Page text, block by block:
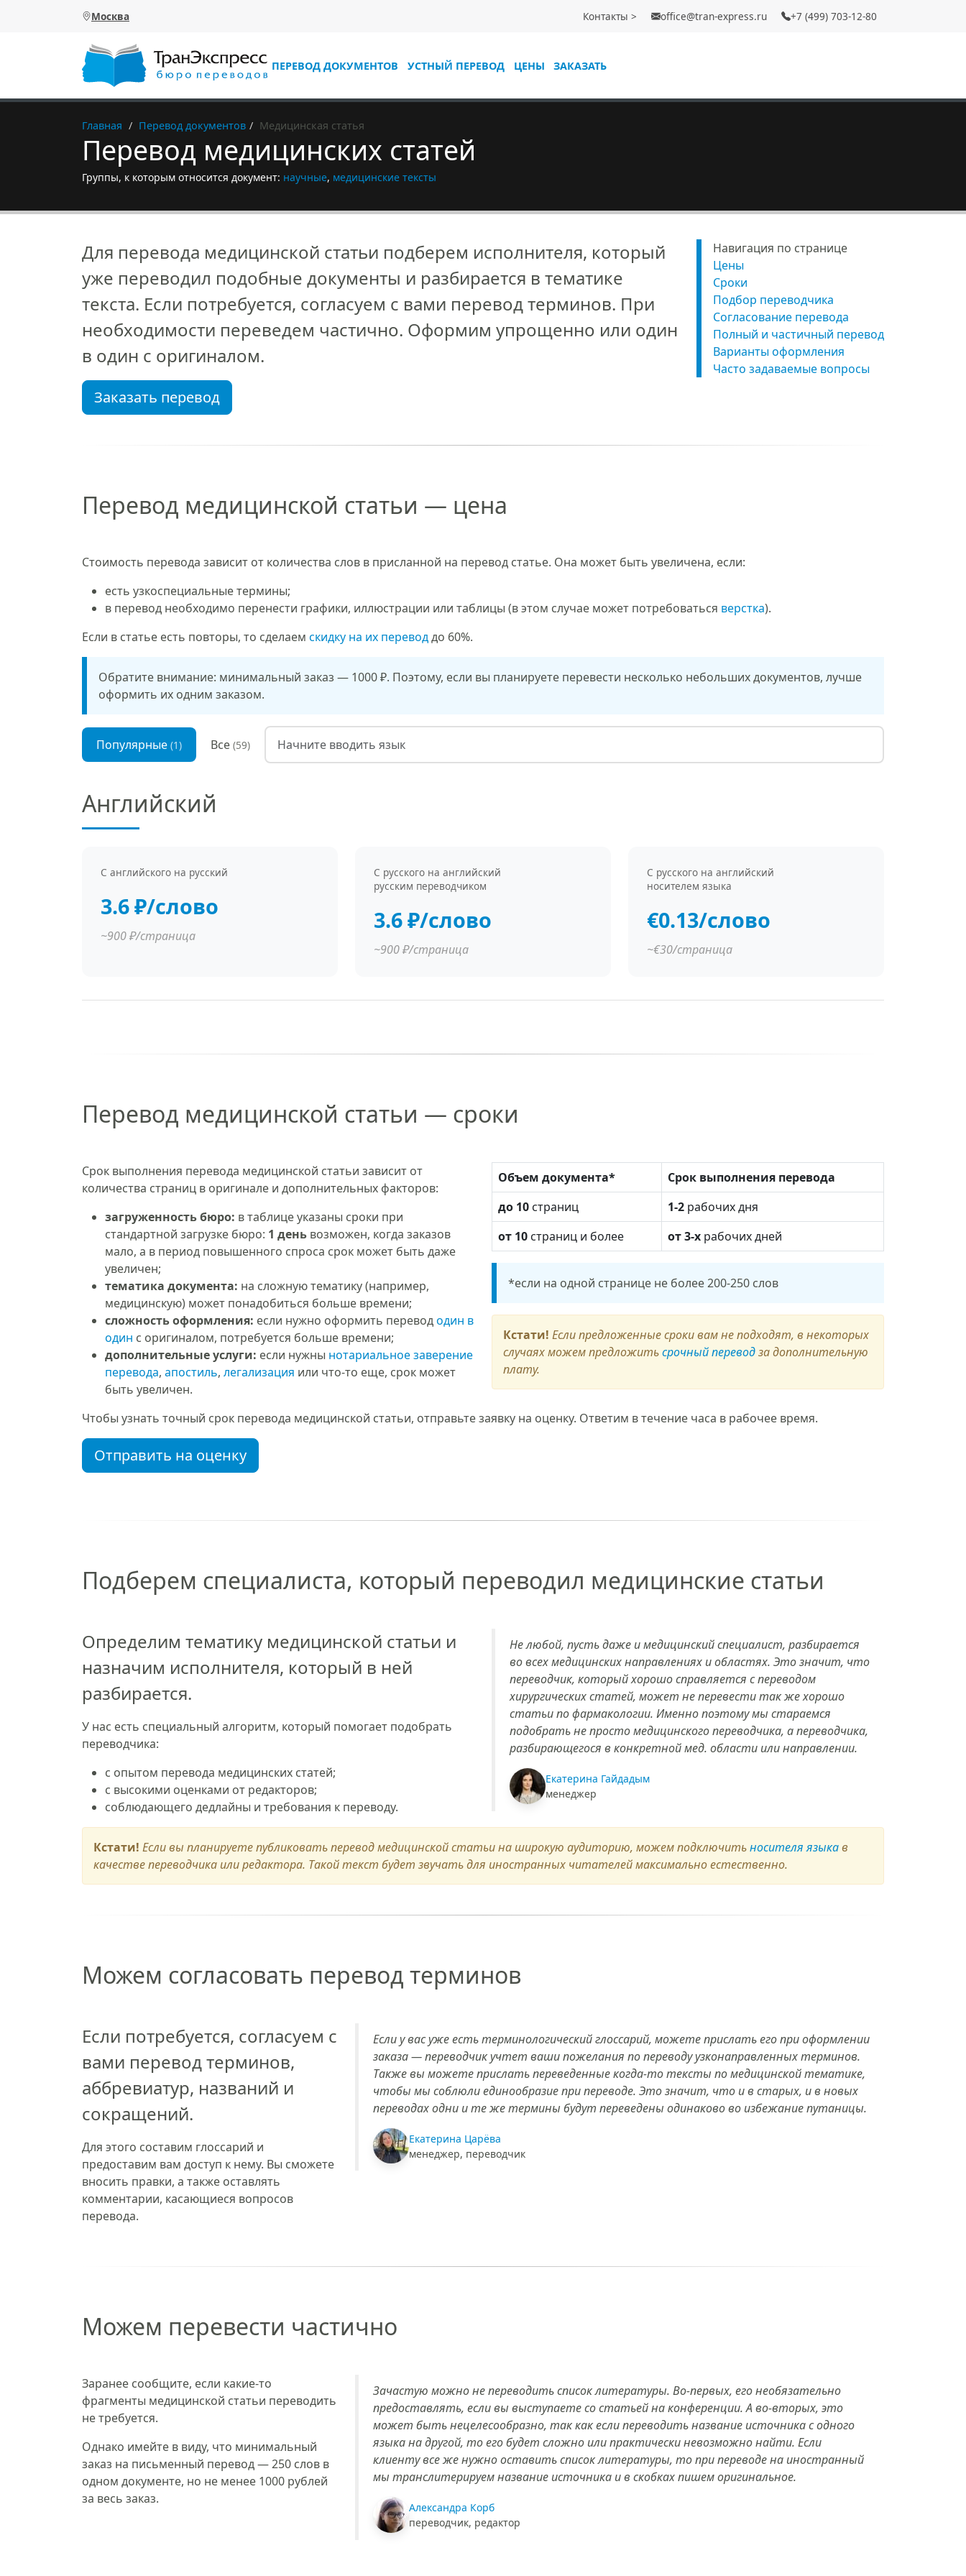
Перейти к основному содержанию
Москва Контакты office@tran-express.ru +7 (499) 703-12-80
ПЕРЕВОД ДОКУМЕНТОВ УСТНЫЙ ПЕРЕВОД ЦЕНЫ ЗАКАЗАТЬ
Главная Перевод документов Медицинская статья
Перевод медицинских статей
Группы, к которым относится документ: научные, медицинские тексты
Для перевода медицинской статьи подберем исполнителя, который
уже переводил подобные документы и разбирается в тематике
текста. Если потребуется, согласуем с вами перевод терминов. При
необходимости переведем частично. Оформим упрощенно или один
в один с оригиналом.
Заказать перевод
Навигация по странице
Цены
Сроки
Подбор переводчика
Согласование перевода
Полный и частичный перевод
Варианты оформления
Часто задаваемые вопросы
Перевод медицинской статьи — цена
Стоимость перевода зависит от количества слов в присланной на перевод статье. Она может быть увеличена, если:
есть узкоспециальные термины;
в перевод необходимо перенести графики, иллюстрации или таблицы (в этом случае может потребоваться верстка).
Если в статье есть повторы, то сделаем скидку на их переводдо 60%.
Обратите внимание: минимальный заказ — 1000 ₽. Поэтому, если вы планируете перевести несколько небольших документов, лучше
оформить их одним заказом.
Популярные (1) Все (59)
Английский
С английского на русский
3.6 ₽/слово
~900 ₽/страница
С русского на английский
русским переводчиком
3.6 ₽/слово
~900 ₽/страница
С русского на английский
носителем языка
€0.13/слово
~€30/страница
Перевод медицинской статьи — сроки
Срок выполнения перевода медицинской статьи зависит от
количества страниц в оригинале и дополнительных факторов:
загруженность бюро: в таблице указаны сроки при
стандартной загрузке бюро: 1 день возможен, когда заказов
мало, а в период повышенного спроса срок может быть даже
увеличен;
тематика документа: на сложную тематику (например,
медицинскую) может понадобиться больше времени;
сложность оформления: если нужно оформить перевододин в
один с оригиналом, потребуется больше времени;
дополнительные услуги: если нужны нотариальное заверение
перевода, апостиль, легализация или что-то еще, срок может
быть увеличен.
Объем документа*
Срок выполнения перевода
до 10 страниц 1-2 рабочих дня
от 10 страниц и более от 3-х рабочих дней
*если на одной странице не более 200-250 слов
Кстати! Если предложенные сроки вам не подходят, в некоторых
случаях можем предложитьсрочный переводза дополнительную
плату.
Чтобы узнать точный срок перевода медицинской статьи, отправьте заявку на оценку. Ответим в течение часа в рабочее время.
Отправить на оценку
Подберем специалиста, который переводил медицинские статьи
Определим тематику медицинской статьи и
назначим исполнителя, который в ней
разбирается.
У нас есть специальный алгоритм, который помогает подобрать
переводчика:
с опытом перевода медицинских статей;
с высокими оценками от редакторов;
соблюдающего дедлайны и требования к переводу.
Не любой, пусть даже и медицинский специалист, разбирается
во всех медицинских направлениях и областях. Это значит, что
переводчик, который хорошо справляется с переводом
хирургических статей, может не перевести так же хорошо
статьи по фармакологии. Именно поэтому мы стараемся
подобрать не просто медицинского переводчика, а переводчика,
разбирающегося в конкретной мед. области или направлении.
Екатерина Гайдадым
менеджер
Кстати! Если вы планируете публиковать перевод медицинской статьи на широкую аудиторию, можем подключитьносителя языкав
качестве переводчика или редактора. Такой текст будет звучать для иностранных читателей максимально естественно.
Можем согласовать перевод терминов
Если потребуется, согласуем с
вами перевод терминов,
аббревиатур, названий и
сокращений.
Для этого составим глоссарий и
предоставим вам доступ к нему. Вы сможете
вносить правки, а также оставлять
комментарии, касающиеся вопросов
перевода.
Если у вас уже есть терминологический глоссарий, можете прислать его при оформлении
заказа — переводчик учтет ваши пожелания по переводу узконаправленных терминов.
Также вы можете прислать переведенные когда-то тексты по медицинской тематике,
чтобы мы соблюли единообразие при переводе. Это значит, что и в старых, и в новых
переводах одни и те же термины будут переведены одинаково во избежание путаницы.
Екатерина Царёва
менеджер, переводчик
Можем перевести частично
Заранее сообщите, если какие-то
фрагменты медицинской статьи переводить
не требуется.
Однако имейте в виду, что минимальный
заказ на письменный перевод — 250 слов в
одном документе, но не менее 1000 рублей
за весь заказ.
Зачастую можно не переводить список литературы. Во-первых, его необязательно
предоставлять, если вы выступаете со статьей на конференции. А во-вторых, это
может быть нецелесообразно, так как если переводить название источника с одного
языка на другой, то его будет сложно или практически невозможно найти. Если
клиенту все же нужно оставить список литературы, то при переводе на иностранный
мы транслитерируем название источника и в скобках пишем оригинальное.
Александра Корб
переводчик, редактор